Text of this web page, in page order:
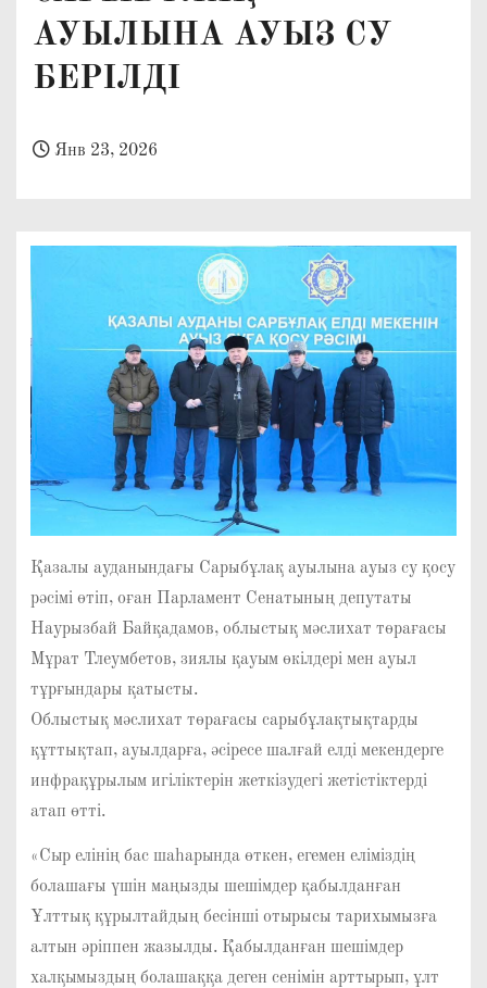
АУЫЛЫНА АУЫЗ СУ
БЕРІЛДІ
Янв 23, 2026
Қазалы ауданындағы Сарыбұлақ ауылына ауыз су қосу
рәсімі өтіп, оған Парламент Сенатының депутаты
Наурызбай Байқадамов, облыстық мәслихат төрағасы
Мұрат Тлеумбетов, зиялы қауым өкілдері мен ауыл
тұрғындары қатысты.
Облыстық мәслихат төрағасы сарыбұлақтықтарды
құттықтап, ауылдарға, әсіресе шалғай елді мекендерге
инфрақұрылым игіліктерін жеткізудегі жетістіктерді
атап өтті.
«Сыр елінің бас шаһарында өткен, егемен еліміздің
болашағы үшін маңызды шешімдер қабылданған
Ұлттық құрылтайдың бесінші отырысы тарихымызға
алтын әріппен жазылды. Қабылданған шешімдер
халқымыздың болашаққа деген сенімін арттырып, ұлт